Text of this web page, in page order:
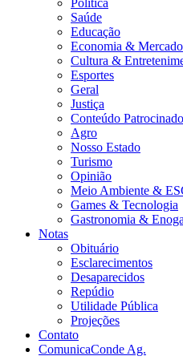
Saúde
Educação
Economia & Mercado
Cultura &
Esportes
Geral
Justiça
Conteúdo Patrocinado
Agro
Nosso Estado
Turismo
Opinião
Meio Ambiente &
Games & Tecnologia
Gastronomia &
Notas
Obituário
Esclarecimentos
Desaparecidos
Repúdio
Utilidade Pública
Projeções
Contato
ComunicaConde Ag.